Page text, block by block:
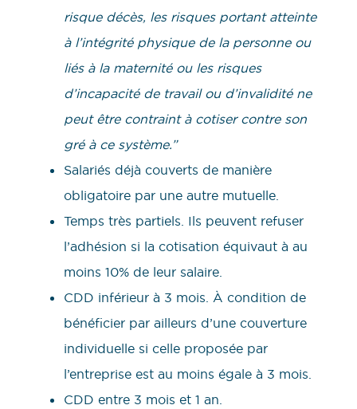
risque décès, les risques portant atteinte
à l’intégrité physique de la personne ou
liés à la maternité ou les risques
d’incapacité de travail ou d’invalidité ne
peut être contraint à cotiser contre son
gré à ce système.”
Salariés déjà couverts de manière
obligatoire par une autre mutuelle.
Temps très partiels. Ils peuvent refuser
l’adhésion si la cotisation équivaut à au
moins 10% de leur salaire.
CDD inférieur à 3 mois. À condition de
bénéficier par ailleurs d’une couverture
individuelle si celle proposée par
l’entreprise est au moins égale à 3 mois.
CDD entre 3 mois et 1 an.